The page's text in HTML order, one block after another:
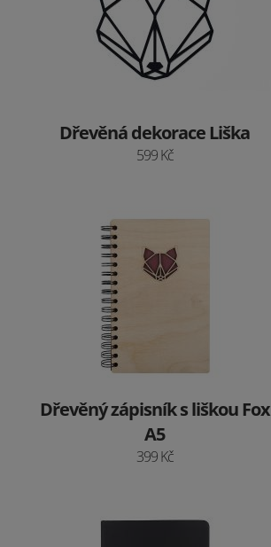
Dřevěná dekorace Liška
599 Kč
Dřevěný zápisník s liškou Fox
A5
399 Kč